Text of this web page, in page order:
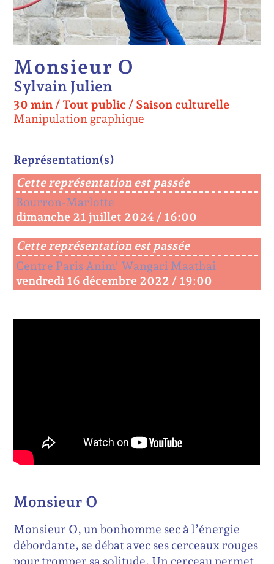
Monsieur O
Sylvain Julien
30 min/ Tout public / Saison culturelle
Manipulation graphique
Représentation(s)
Cette représentation est passée
Bourron-Marlotte
dimanche 21 juillet 2024 / 16:00
Cette représentation est passée
Centre Paris Anim' Wangari Maathai
vendredi 16 décembre 2022 / 19:00
Monsieur O
Monsieur O, un bonhomme sec à l’énergie
débordante, se débat avec ses cerceaux rouges